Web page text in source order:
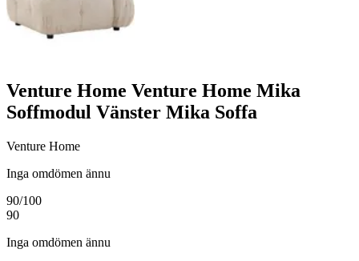
Venture Home Venture Home Mika
Soffmodul Vänster Mika Soffa
Venture Home
Inga omdömen ännu
90/100
90
Inga omdömen ännu